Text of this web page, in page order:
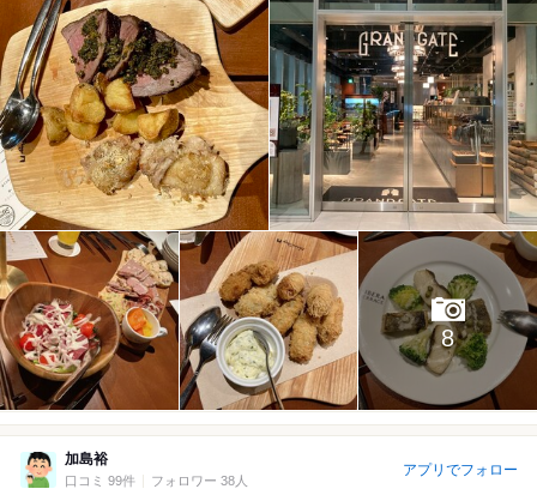
8
加島裕
口コミ 99件 フォロワー 38人
アプリでフォロー